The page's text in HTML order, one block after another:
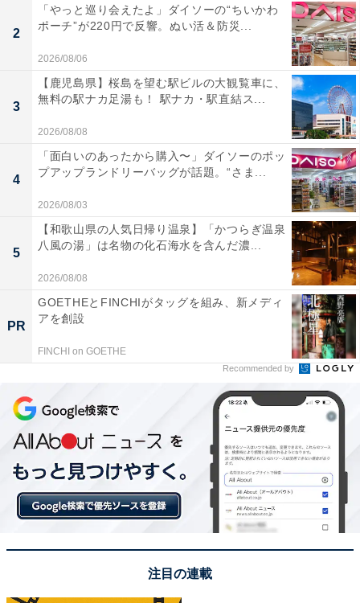
2
「やっと巡り会えたよ」ダイソーの“ちいかわ
ポーチ”が220円で反響。ぬい活＆防災...
2026/08/06
3
【鹿児島県】桜島を望む駅ビルの大観覧車に、
無料の駅ナカ足湯も！ 駅ナカ・駅直結ス...
2026/08/08
4
「面白いのあったから購入〜」ダイソーのポッ
プアップランドリーバッグが話題。“さま...
2026/08/03
5
【和歌山県の人気日帰り温泉】「かつらぎ温泉
八風の湯」は名物の化石海水を含んだ濃...
2026/08/08
PR
GOETHEとFINCHIがタッグを組み、新メディ
アを創設
FINCHI on GOETHE
Recommended by
注目の連載